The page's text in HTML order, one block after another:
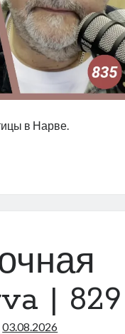
в Нарве.
| 829
03.08.2026